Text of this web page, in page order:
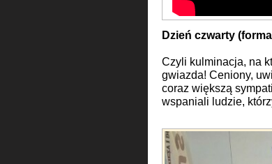
Dzień czwarty
Czyli kulminacja, na
gwiazda! Ceniony,
coraz większą
wspaniali ludzie,